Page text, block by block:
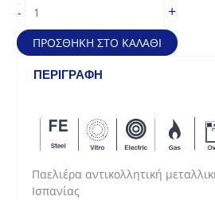
-
αλουμινίου
αντικολλητική
Robust
(40cm
μερίδες
paella)
ποσότητα
+
ΠΡΟΣΘΉΚΗ ΣΤΟ ΚΑΛΆΘΙ
ΠΕΡΙΓΡΑΦΉ
Παελιέρα αντικολλητική
Ισπανίας